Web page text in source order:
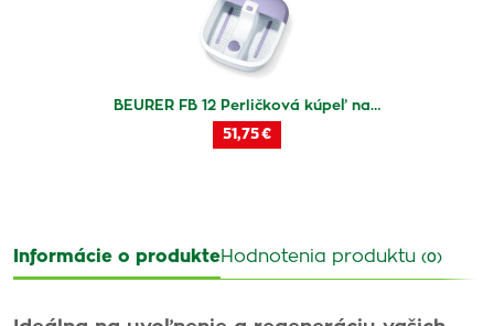
BEURER FB 12 Perličková kúpeľ na…
51,75 €
Informácie o produkteHodnotenia produktu (0)